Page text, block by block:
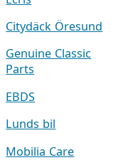
Citydäck Öresund
Genuine Classic
Parts
EBDS
Lunds bil
Mobilia Care